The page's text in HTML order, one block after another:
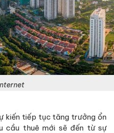
kiến tiếp tục tăng trưởng ổn
cầu thuê mới sẽ đến từ sự